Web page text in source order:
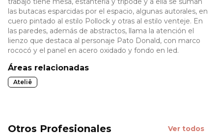
las butacas esparcidas por el espacio, algunas autorales, en
cuero pintado al estilo Pollock y otras al estilo venteje. En
las paredes, además de abstractos, llama la atención el
lienzo que destaca al personaje Pato Donald, con marco
rococó y el panel en acero oxidado y fondo en led.
Áreas relacionadas
Ateliê
Otros Profesionales Ver todos